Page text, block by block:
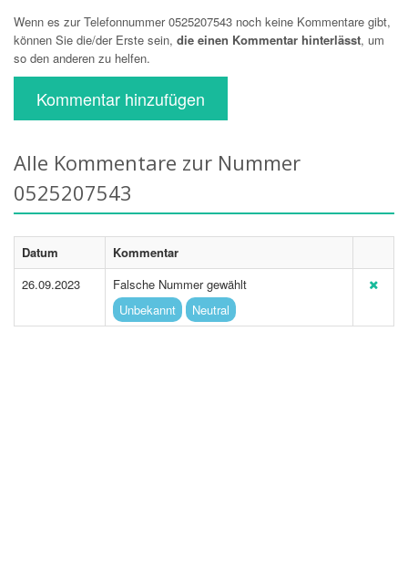
Wenn es zur Telefonnummer 0525207543 noch keine Kommentare gibt,
können Sie die/der Erste sein, die einen Kommentar hinterlässt, um
so den anderen zu helfen.
Kommentar hinzufügen
Alle Kommentare zur Nummer
0525207543
Datum
Kommentar
26.09.2023
Falsche Nummer gewählt
Unbekannt
Neutral